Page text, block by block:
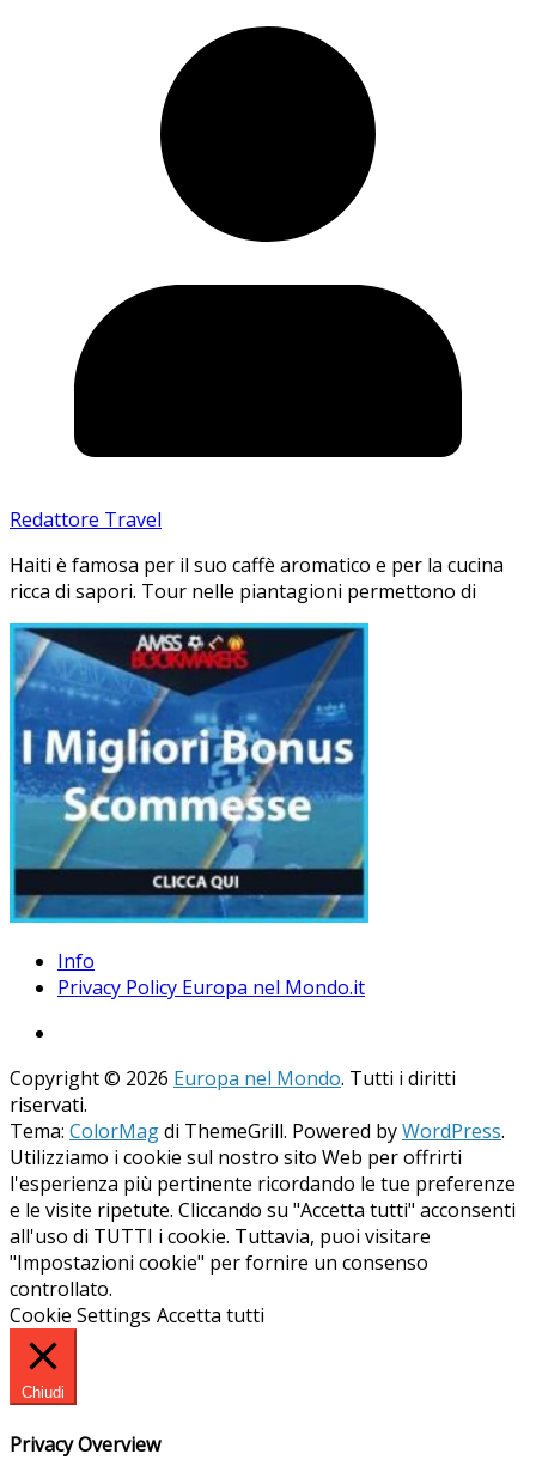
Redattore Travel
Haiti è famosa per il suo caffè aromatico e per la cucina
ricca di sapori. Tour nelle piantagioni permettono di
Info
Privacy Policy Europa nel Mondo.it
Copyright © 2026 Europa nel Mondo. Tutti i diritti
riservati.
Tema: ColorMagdi ThemeGrill. Powered byWordPress.
Utilizziamo i cookie sul nostro sito Web per offrirti
l'esperienza più pertinente ricordando le tue preferenze
e le visite ripetute. Cliccando su "Accetta tutti" acconsenti
all'uso di TUTTI i cookie. Tuttavia, puoi visitare
"Impostazioni cookie" per fornire un consenso
controllato.
Cookie Settings Accetta tutti
Chiudi
Privacy Overview